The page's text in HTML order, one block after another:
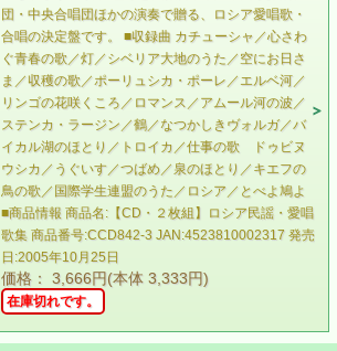
団・中央合唱団ほかの演奏で贈る、ロシア愛唱歌・
合唱の決定盤です。 ■収録曲 カチューシャ／心さわ
ぐ青春の歌／灯／シベリア大地のうた／空にお日さ
ま／収穫の歌／ポーリュシカ・ポーレ／エルベ河／
リンゴの花咲くころ／ロマンス／アムール河の波／
ステンカ・ラージン／鶴／なつかしきヴォルガ／バ
イカル湖のほとり／トロイカ／仕事の歌 ドゥビヌ
ウシカ／うぐいす／つばめ／泉のほとり／キエフの
鳥の歌／国際学生連盟のうた／ロシア／とべよ鳩よ
■商品情報 商品名:【CD・２枚組】ロシア民謡・愛唱
歌集 商品番号:CCD842-3 JAN:4523810002317 発売
日:2005年10月25日
価格： 3,666円(本体 3,333円)
在庫切れです。